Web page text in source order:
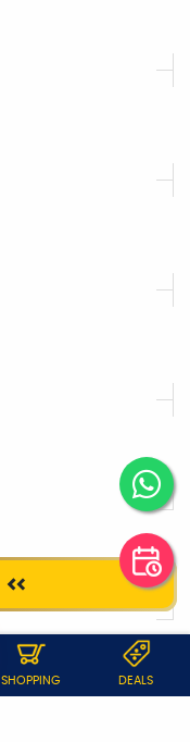
SHOPPING DEALS